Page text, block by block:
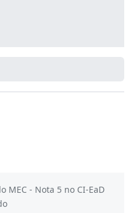
MEC - Nota 5 no CI-EaD